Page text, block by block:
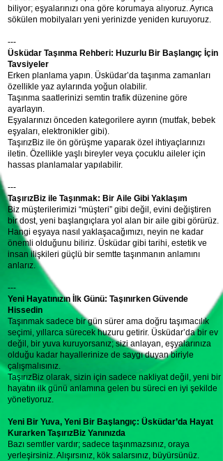
biliyor; eşyalarınızı ona göre korumaya alıyoruz. Ayrıca
sökülen mobilyaları yeni yerinizde yeniden kuruyoruz.
---
Üsküdar Taşınma Rehberi: Huzurlu Bir Başlangıç İçin
Tavsiyeler
Erken planlama yapın. Üsküdar’da taşınma zamanları
özellikle yaz aylarında yoğun olabilir.
Taşınma saatlerinizi semtin trafik düzenine göre
ayarlayın.
Eşyalarınızı önceden kategorilere ayırın (mutfak, bebek
eşyaları, elektronikler gibi).
TaşırızBiz ile ön görüşme yaparak özel ihtiyaçlarınızı
iletin. Özellikle yaşlı bireyler veya çocuklu aileler için
hassas planlamalar yapılabilir.
---
TaşırızBiz ile Taşınmak: Bir Aile Gibi Yaklaşım
Biz müşterilerimizi “müşteri” gibi değil, evini değiştiren
bir dost, yeni başlangıçlara yol alan bir aile gibi görürüz.
Hangi eşyaya nasıl yaklaşacağımızı, neyin ne kadar
önemli olduğunu biliriz. Üsküdar gibi tarihi, estetik ve
insan ilişkileri güçlü bir semtte taşınmanın anlamını
anlarız.
---
Yeni Hayatınızın İlk Günü: Taşınırken Güvende
Hissedin
Taşınmak sadece bir gün sürer ama doğru taşımacılık
seçimi, yıllarca sürecek huzuru getirir. Üsküdar’da bir ev
değil, bir yuva kuruyorsanız; sizi anlayan, eşyalarınıza
olduğu kadar hayallerinize de saygı duyan biriyle
çalışmalısınız.
TaşırızBiz olarak, sizin için sadece nakliyat değil, yeni bir
hayatın ilk günü anlamına gelen bu süreci en iyi şekilde
yönetiyoruz.
Yeni Bir Yuva, Yeni Bir Başlangıç: Üsküdar’da Hayat
Kurarken TaşırızBiz Yanınızda
Bazı semtler vardır; sadece taşınmazsınız, oraya
yerleşirsiniz. Alışırsınız, kök salarsınız, büyürsünüz.